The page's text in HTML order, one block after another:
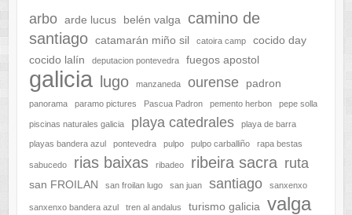
arbo arde lucus belén valga
camino de
santiago catamarán miño sil catoira camp
cocido day
cocido lalín
deputacion pontevedra fuegos apostol
galicia lugo manzaneda ourense padron
panorama paramo pictures Pascua Padron pemento herbon pepe solla
piscinas naturales galicia playa catedrales playa de barra
playas bandera azul pontevedra pulpo pulpo carballiño rapa bestas
sabucedo rias baixas ribadeo ribeira sacra ruta
san FROILAN san froilan lugo san juan santiago sanxenxo
sanxenxo bandera azul tren al andalus turismo galicia valga